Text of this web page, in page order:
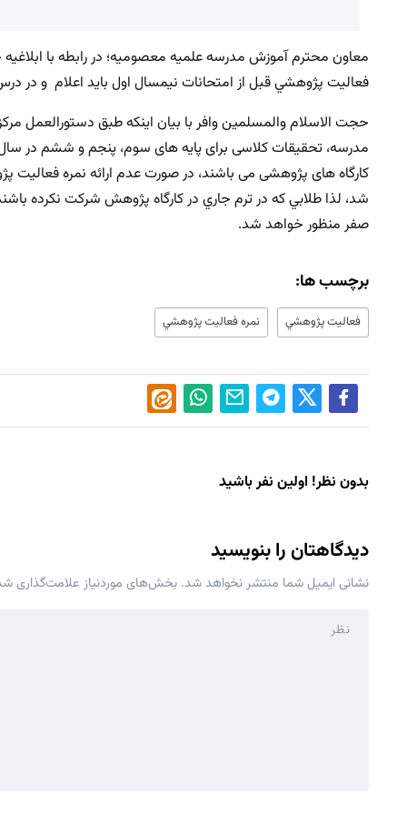
معاون محترم آموزش مدرسه علميه معصوميه؛ در رابطه با ابلاغيه
فعاليت پژوهشي قبل از امتحانات نيمسال اول بايد اعلام و در
حجت الاسلام والمسلمين وافر با بیان اینکه طبق دستورالعمل
مدرسه، تحقیقات کلاسی برای پایه های سوم، پنجم و ششم در
کارگاه های پژوهشی می باشند، در صورت عدم ارائه نمره
شد، لذا طلابي كه در ترم جاري در كارگاه پژوهش شركت نكرده
صفر منظور خواهد شد.
برچسب ها:
فعاليت پژوهشي نمره فعاليت پژوهشي
بدون نظر! اولین نفر باشید
دیدگاهتان را بنویسید
نشانی ایمیل شما منتشر نخواهد شد. بخش‌های موردنیاز علامت‌گذاری